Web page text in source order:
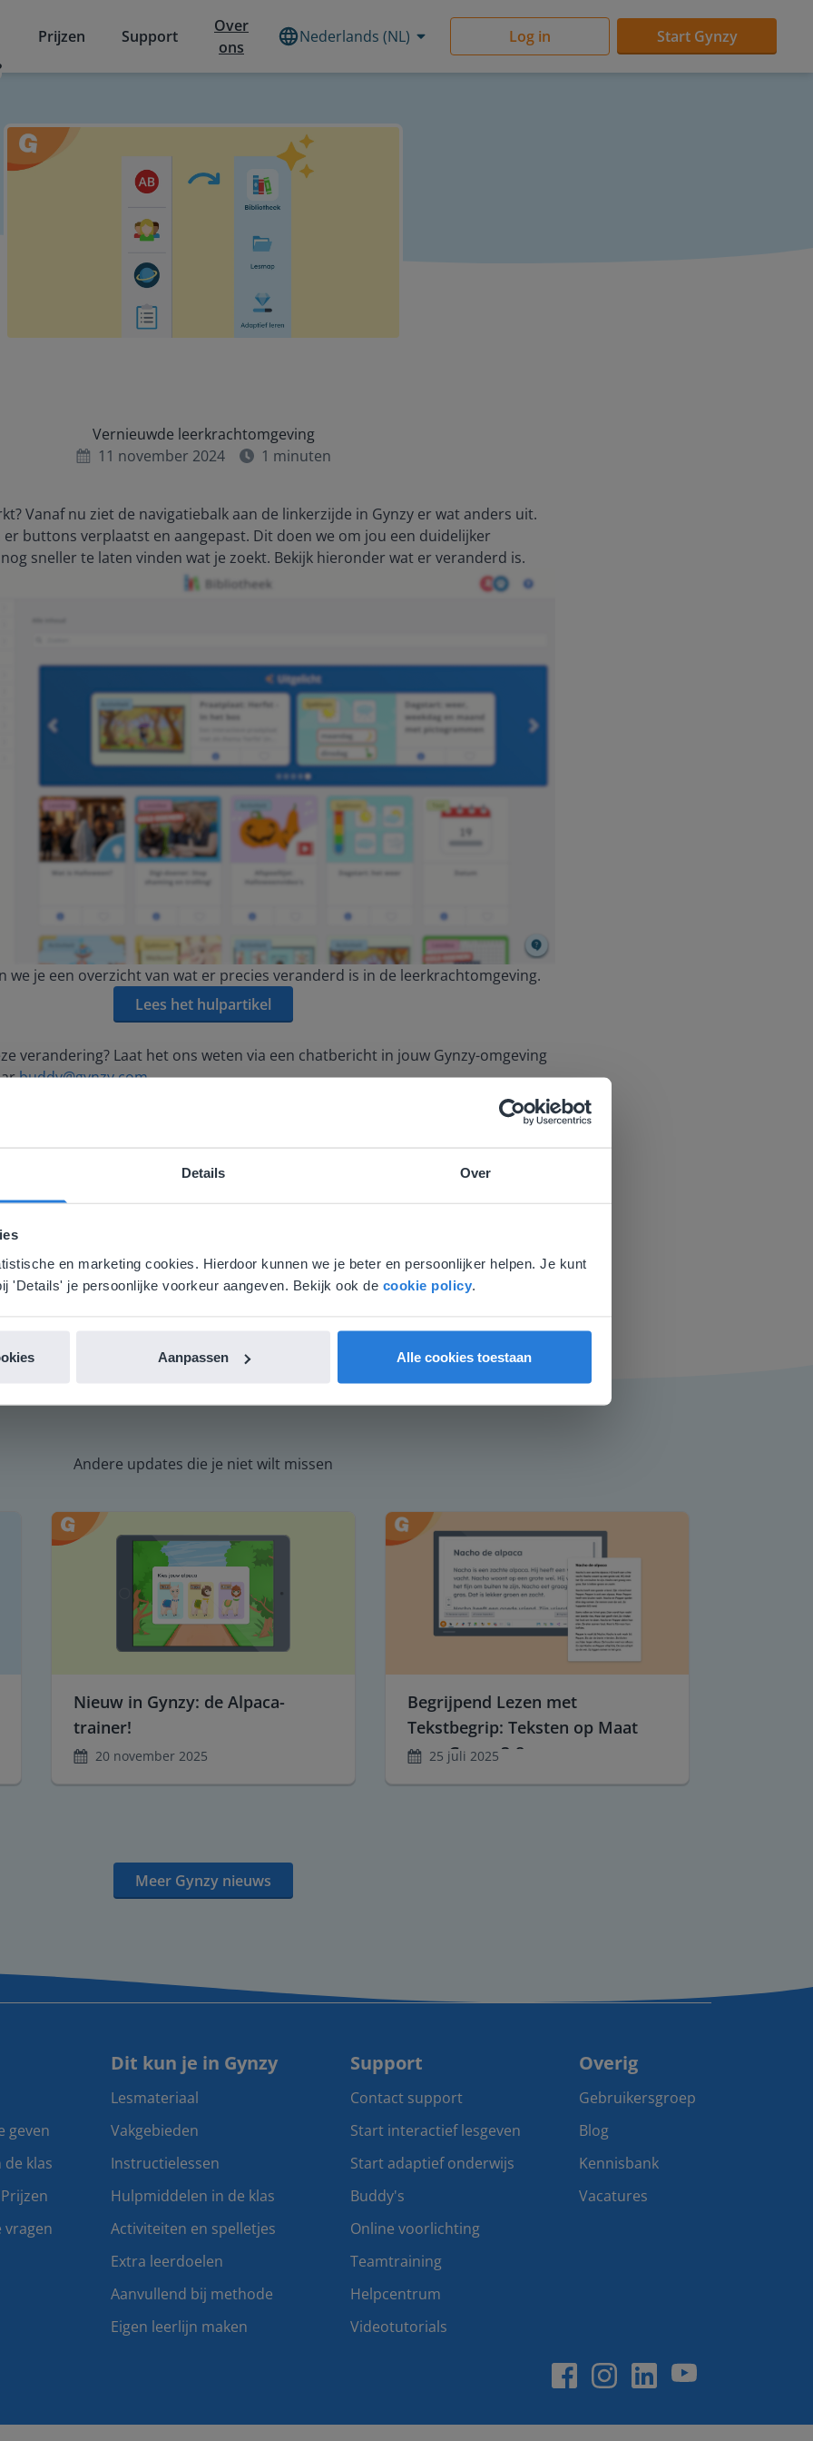
Details Over
en marketing cookies. Hierdoor kunnen we je beter en persoonlijker helpen. Je kunt
'Details' je persoonlijke voorkeur aangeven. Bekijk ook de cookie policy.
Aanpassen Alle cookies toestaan
Prijzen Support
Over
ons
Nederlands (NL) Log in Start Gynzy
Vernieuwde leerkrachtomgeving
11 november 2024
1 minuten
Vanaf nu ziet de navigatiebalk aan de linkerzijde in Gynzy er wat anders uit.
er buttons verplaatst en aangepast. Dit doen we om jou een duidelijker
sneller te laten vinden wat je zoekt. Bekijk hieronder wat er veranderd is.
we je een overzicht van wat er precies veranderd is in de leerkrachtomgeving.
Lees het hulpartikel
verandering? Laat het ons weten via een chatbericht in jouw Gynzy-omgeving
buddy@gynzy.com.
Andere updates die je niet wilt missen
Nieuw in Gynzy: de Alpaca-
trainer!
20 november 2025
Begrijpend Lezen met
Tekstbegrip: Teksten op Maat
voor Groep 3-8
25 juli 2025
Meer Gynzy nieuws
geven
klas
vragen
Dit kun je in Gynzy
Lesmateriaal
Vakgebieden
Instructielessen
Hulpmiddelen in de klas
Activiteiten en spelletjes
Extra leerdoelen
Aanvullend bij methode
Eigen leerlijn maken
Support
Contact support
Start interactief lesgeven
Start adaptief onderwijs
Buddy's
Online voorlichting
Teamtraining
Helpcentrum
Videotutorials
Overig
Gebruikersgroep
Blog
Kennisbank
Vacatures
komt niet overeen met je locatie
denken we dat je misschien liever naar de website voor
Nederland